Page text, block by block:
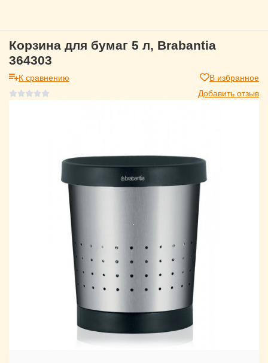
Корзина для бумаг 5 л, Brabantia
364303
К сравнению
В избранное
Добавить отзыв